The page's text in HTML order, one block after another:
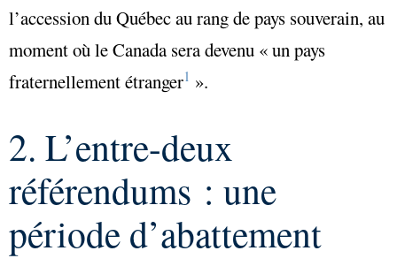
l’accession du Québec au rang de pays souverain, au
moment où le Canada sera devenu « un pays
fraternellement étranger1 ».
2. L’entre-deux
référendums : une
période d’abattement